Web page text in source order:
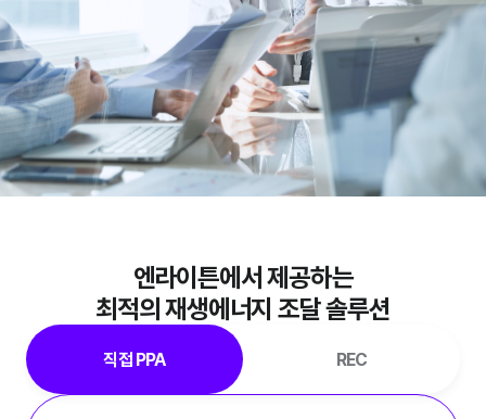
엔라이튼에서 제공하는
최적의 재생에너지 조달 솔루션
직접 PPA REC